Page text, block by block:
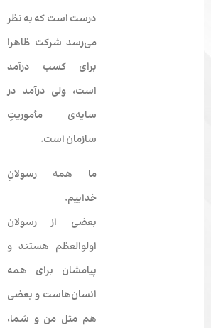
درست است که به نظر
می‌­رسد شرکت ظاهرا
برای کسب درآمد
است، ولی درآمد در
سایه‌­ی مأموریتِ
سازمان است.
ما همه رسولانِ
خداییم.
بعضی از رسولان
اولوالعظم هستند و
پیامشان برای همه
انسان‌­هاست و بعضی
هم مثل من و شما،